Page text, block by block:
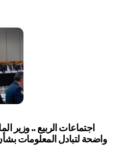
اجتماعات الربيع .. وزير
واضحة لتبادل المعلومات